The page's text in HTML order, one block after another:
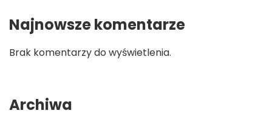
Najnowsze komentarze
Brak komentarzy do wyświetlenia.
Archiwa